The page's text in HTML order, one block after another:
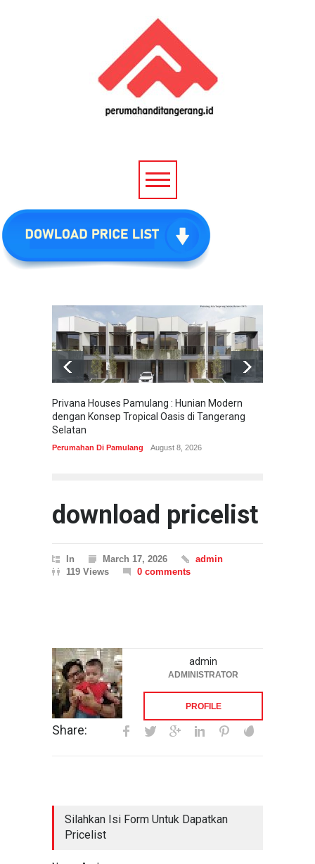
Privana Houses Pamulang : Hunian Modern
dengan Konsep Tropical Oasis di Tangerang
Selatan
Perumahan Di Pamulang August 8, 2026
download pricelist
In March 17, 2026
admin
119 Views
0 comments
admin
ADMINISTRATOR
PROFILE
Share:
Silahkan Isi Form Untuk Dapatkan
Pricelist